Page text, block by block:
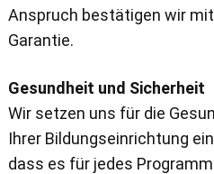
Anspruch bestätigen wir
Garantie.
Gesundheit und Sicherheit
Wir setzen uns für die
Ihrer Bildungseinrichtung
dass es für jedes